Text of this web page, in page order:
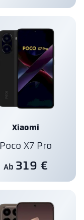
Xiaomi
Poco X7 Pro
Ab 319 €